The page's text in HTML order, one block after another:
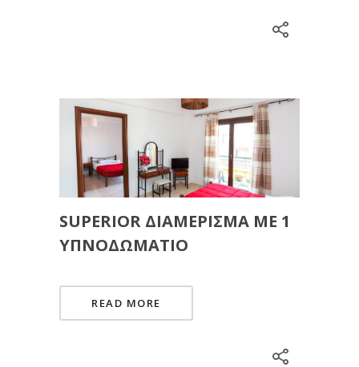
SUPERIOR ΔΙΑΜΈΡΙΣΜΑ ΜΕ 1
ΥΠΝΟΔΩΜΆΤΙΟ
READ MORE